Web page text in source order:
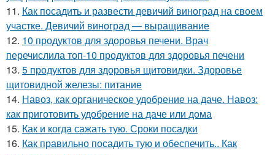
11. Как посадить и развести девичий виноград на своем
участке. Девичий виноград — выращивание
12. 10 продуктов для здоровья печени. Врач
перечислила топ-10 продуктов для здоровья печени
13. 5 продуктов для здоровья щитовидки. Здоровье
щитовидной железы: питание
14. Навоз, как органическое удобрение на даче. Навоз:
как приготовить удобрение на даче или дома
15. Как и когда сажать тую. Сроки посадки
16. Как правильно посадить тую и обеспечить.. Как